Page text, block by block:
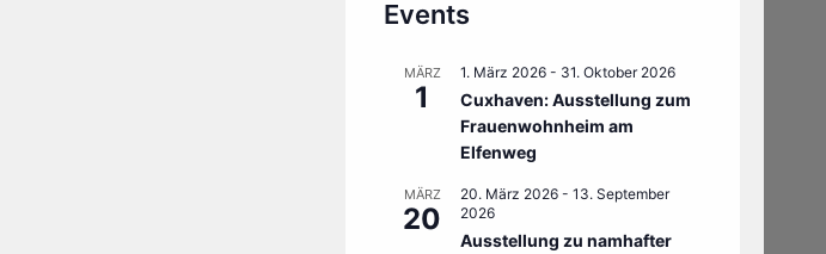
Events
MÄRZ
1
1. März 2026 - 31. Oktober 2026
Cuxhaven: Ausstellung zum
Frauenwohnheim am
Elfenweg
MÄRZ
20
20. März 2026 - 13. September
2026
Ausstellung zu namhafter